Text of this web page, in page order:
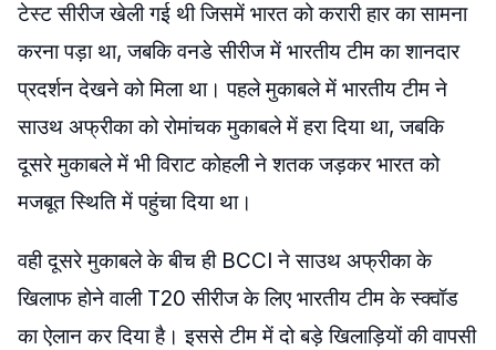
टेस्ट सीरीज खेली गई थी जिसमें भारत को करारी हार का सामना
करना पड़ा था, जबकि वनडे सीरीज में भारतीय टीम का शानदार
प्रदर्शन देखने को मिला था। पहले मुकाबले में भारतीय टीम ने
साउथ अफ्रीका को रोमांचक मुकाबले में हरा दिया था, जबकि
दूसरे मुकाबले में भी विराट कोहली ने शतक जड़कर भारत को
मजबूत स्थिति में पहुंचा दिया था।
वही दूसरे मुकाबले के बीच ही BCCI ने साउथ अफ्रीका के
खिलाफ होने वाली T20 सीरीज के लिए भारतीय टीम के स्क्वॉड
का ऐलान कर दिया है। इससे टीम में दो बड़े खिलाड़ियों की वापसी